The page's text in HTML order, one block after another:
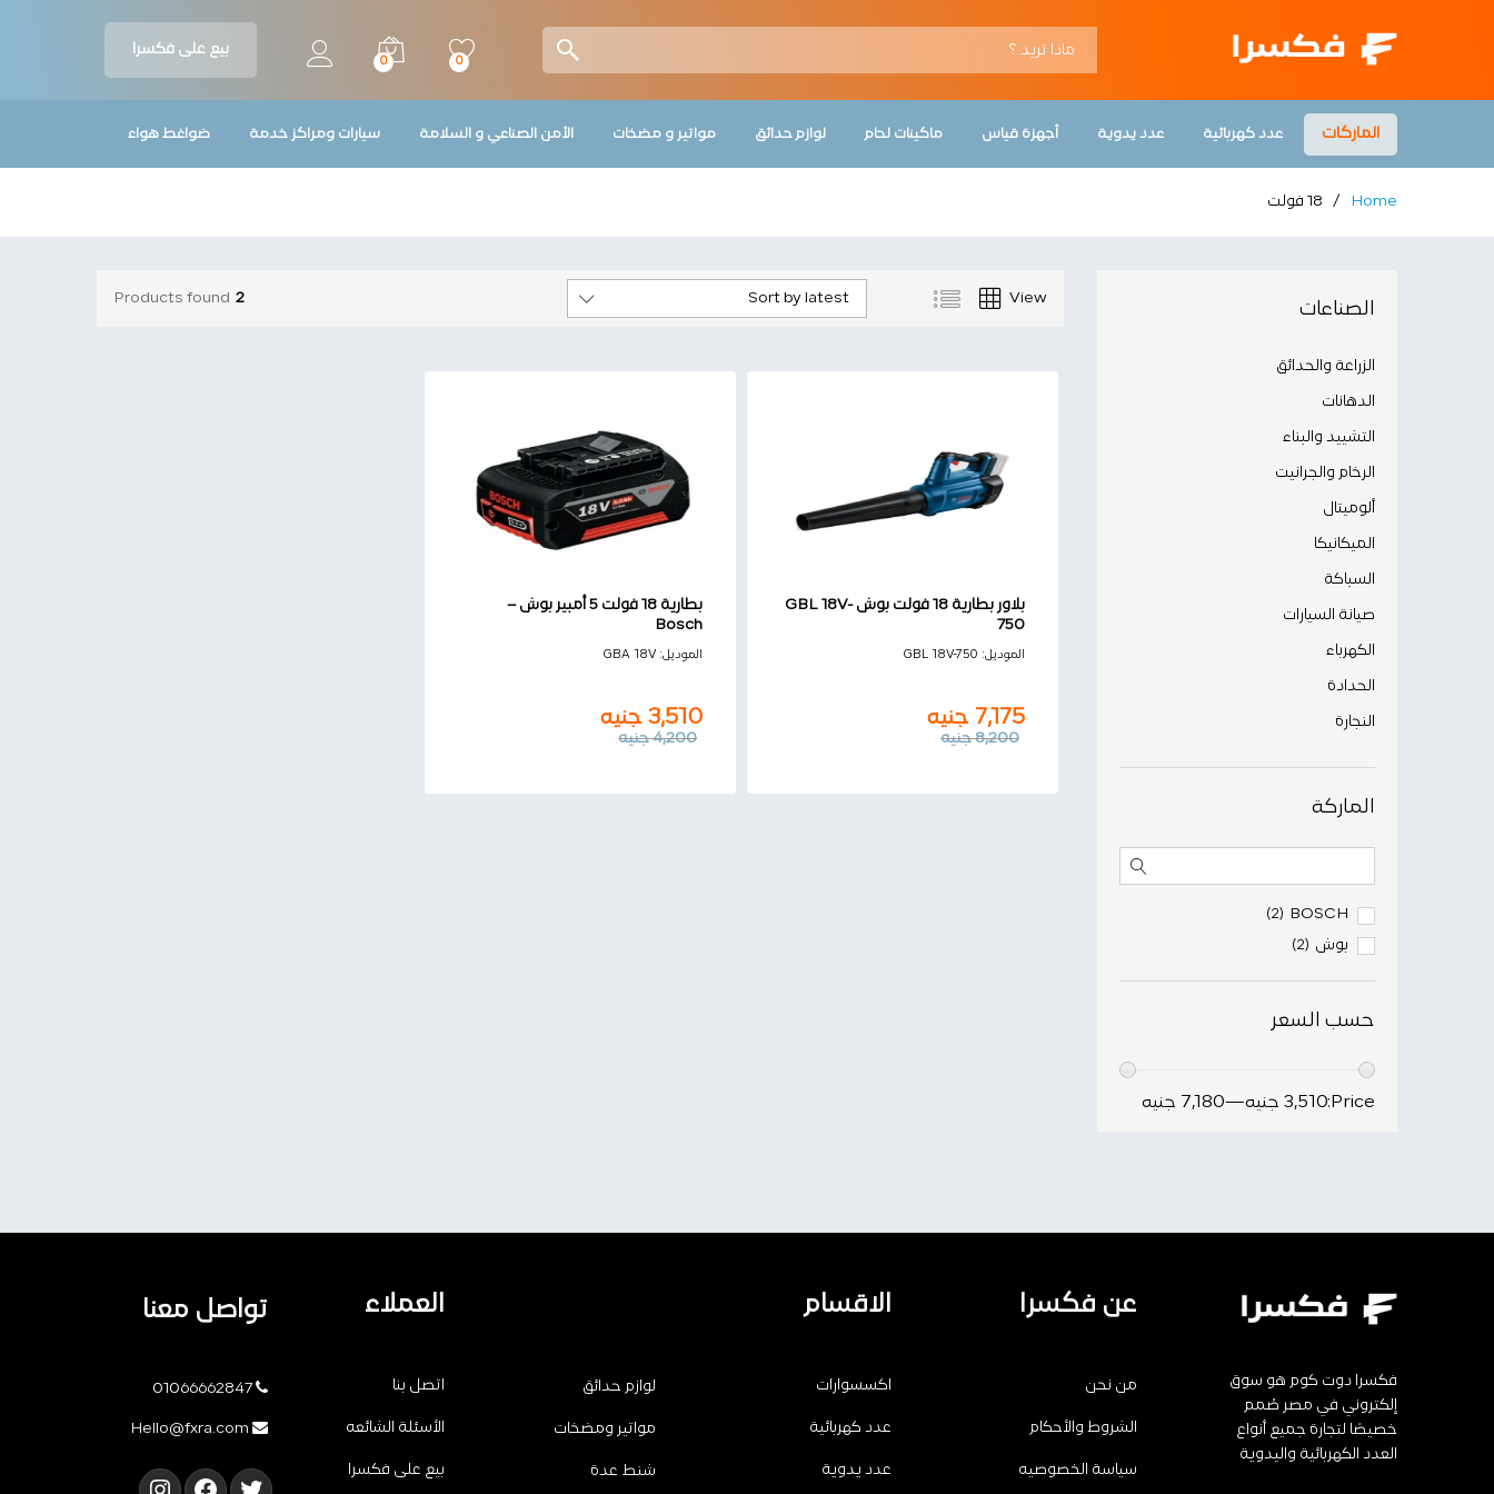
0
0
بيع على فكسرا
الماركات عدد كهربائية عدد يدوية أجهزة قياس ماكينات لحام لوازم حدائق مواتير و مضخات الأمن الصناعي و السلامة سيارات ومراكز خدمة ضواغط هواء
Home
/ 18 فولت
2
Products found View
Sort by latest
بلاور بطارية 18 فولت بوش GBL 18V-
750
الموديل: GBL 18V-750
7,175 جنيه
8,200 جنيه
7,175 جنيه
بطارية 18 فولت 5 أمبير بوش –
Bosch
الموديل: GBA 18V
3,510 جنيه
4,200 جنيه
4,200 جنيه
الصناعات
الزراعة والحدائق
الدهانات
التشييد والبناء
الرخام والجرانيت
ألوميتال
الميكانيكا
السباكة
صيانة السيارات
الكهرباء
الحدادة
النجارة
الماركة
BOSCH
(2)
بوش (2)
حسب السعر
Price: 3,510 جنيه —7,180 جنيه
فكسرا دوت كوم هو سوق
إلكتروني في مصر صُمم
خصيصًا لتجارة جميع أنواع
العدد الكهربائية واليدوية
عن فكسرا
من نحن
الشروط والأحكام
سياسة الخصوصيه
الاقسام
اكسسوارات
عدد كهربائية
عدد يدوية
لوازم حدائق
مواتير ومضخات
شنط عدة
العملاء
اتصل بنا
الأسئلة الشائعه
بيع على فكسرا
تواصل معنا
01066662847
Hello@fxra.com
تويترفيسبوكإنستجرام